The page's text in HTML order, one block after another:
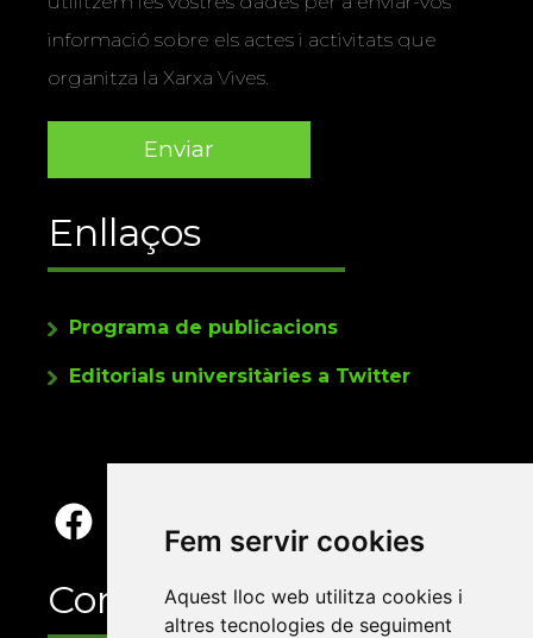
Fem servir cookies
Aquest lloc web utilitza cookies i
altres tecnologies de seguiment
informació sobre els actes i activitats que
organitza la Xarxa Vives.
Enllaços
Programa de publicacions
Editorials universitàries a Twitter
Contacte